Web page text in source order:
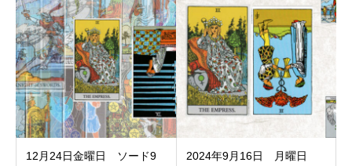
12月24日金曜日 ソード9
2024年9月16日 月曜日